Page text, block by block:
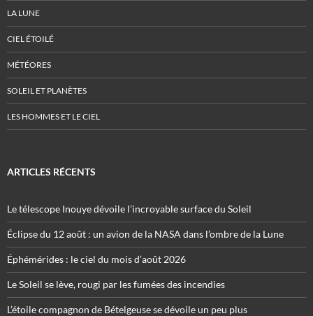
LA LUNE
CIEL ÉTOILÉ
MÉTÉORES
SOLEIL ET PLANÈTES
LES HOMMES ET LE CIEL
ARTICLES RÉCENTS
Le télescope Inouye dévoile l’incroyable surface du Soleil
Éclipse du 12 août : un avion de la NASA dans l’ombre de la Lune
Éphémérides : le ciel du mois d’août 2026
Le Soleil se lève, rougi par les fumées des incendies
L’étoile compagnon de Bételgeuse se dévoile un peu plus